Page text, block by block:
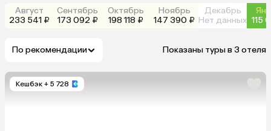
Август
233 541 ₽
Сентябрь
173 092 ₽
Октябрь
198 118 ₽
Ноябрь
147 390 ₽
Декабрь
Нет данных 115
По рекомендации Показаны туры в 3 отеля
Кешбэк + 5 728